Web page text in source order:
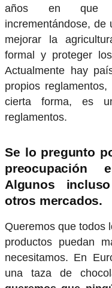
años en que
incrementándose, de
mejorar la
formal y proteger
Actualmente hay
propios
cierta forma, es
reglamentos.
Se lo pregunto
preocupación
Algunos
otros mercados.
Queremos que todos
productos puedan
necesitamos. En
una taza de